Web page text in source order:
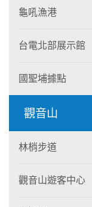
龜吼漁港
台電北部展示館
國聖埔據點
觀音山
林梢步道
觀音山遊客中心